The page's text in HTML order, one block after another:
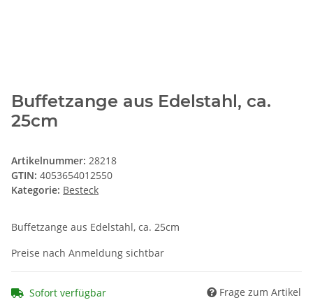
Buffetzange aus Edelstahl, ca.
25cm
Artikelnummer: 28218
GTIN: 4053654012550
Kategorie: Besteck
Buffetzange aus Edelstahl, ca. 25cm
Preise nach Anmeldung sichtbar
Sofort verfügbar Frage zum Artikel